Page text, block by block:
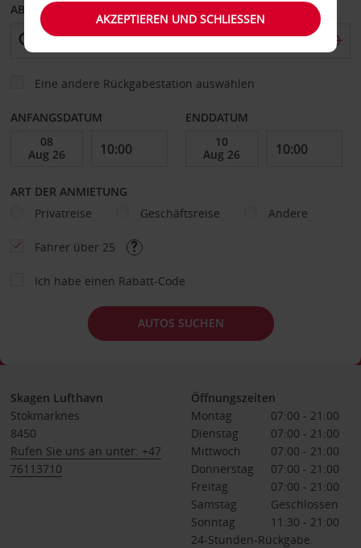
ABHOLEN VON
Eine andere Rückgabestation auswählen
ANFANGSDATUM ENDDATUM
ART DER ANMIETUNG
Privatreise
Geschäftsreise Andere
Fahrer über 25
Ich habe einen Rabatt-Code
AUTOS SUCHEN
Skagen Lufthavn
Stokmarknes
8450
Rufen Sie uns an unter: +47
76113710
Öffnungszeiten
Montag
07:00 - 21:00
Dienstag
07:00 - 21:00
Mittwoch
07:00 - 21:00
Donnerstag
07:00 - 21:00
Freitag
07:00 - 21:00
Samstag
Geschlossen
Sonntag
11:30 - 21:00
24-Stunden-Rückgabe.
AKZEPTIEREN UND SCHLIESSEN